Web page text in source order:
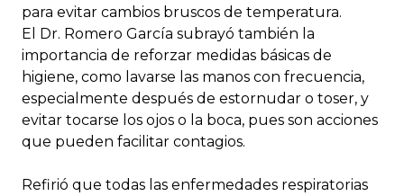
para evitar cambios bruscos de temperatura.
El Dr. Romero García subrayó también la
importancia de reforzar medidas básicas de
higiene, como lavarse las manos con frecuencia,
especialmente después de estornudar o toser, y
evitar tocarse los ojos o la boca, pues son acciones
que pueden facilitar contagios.
Refirió que todas las enfermedades respiratorias